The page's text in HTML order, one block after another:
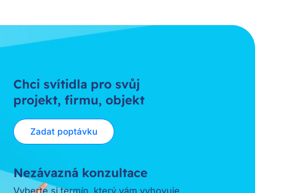
Chci svítidla pro svůj
projekt, firmu, objekt
Zadat poptávku
Nezávazná konzultace